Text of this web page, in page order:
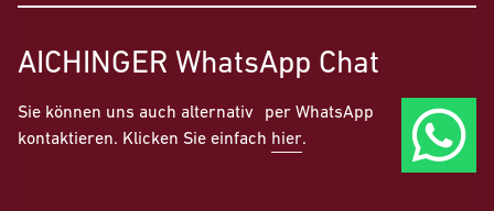
AICHINGER WhatsApp Chat
Sie können uns auch alternativ per WhatsApp
kontaktieren. Klicken Sie einfach hier.